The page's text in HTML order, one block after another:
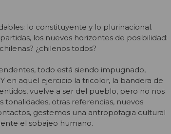
lo constituyente y lo plurinacional.
los nuevos horizontes de posibilidad:
¿chilenos todos?
todo está siendo impugnado,
en aquel ejercicio la tricolor, la bandera de
vuelve a ser del pueblo, pero no nos
otras referencias, nuevos
gestemos una antropofagia cultural
el sobajeo humano.